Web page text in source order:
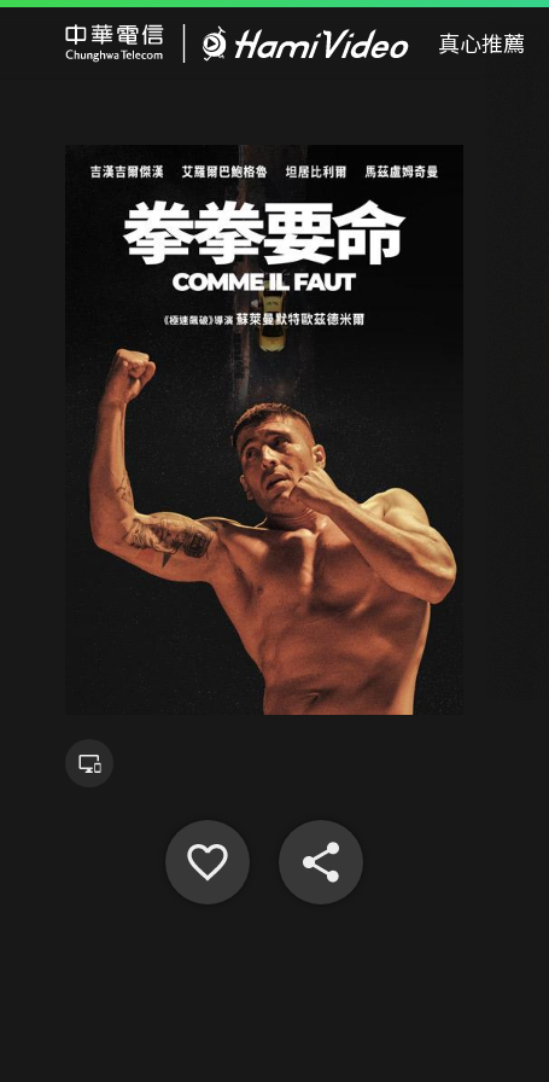
真心推薦